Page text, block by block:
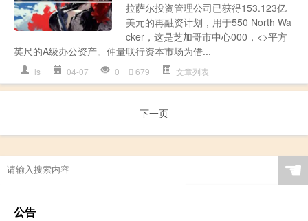
拉萨尔投资管理公司已获得153.123亿
美元的再融资计划，用于550 North Wa
cker，这是芝加哥市中心000，<>平方
英尺的A级办公资产。仲量联行资本市场为借...
ls 04-07 0 679 文章列表
下一页
☚
公告